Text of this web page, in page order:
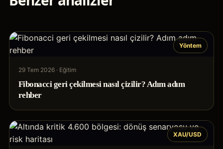
Yöntem
29 Tem 2026 · Eğitim
Fibonacci geri çekilmesi nasıl çizilir? Adım adım
rehber
XAU/USD